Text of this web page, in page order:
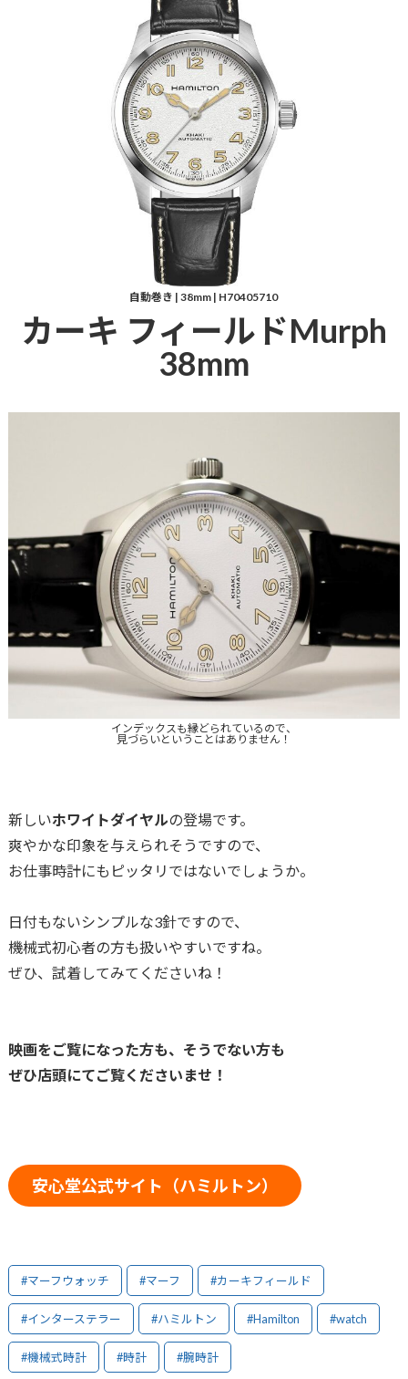
自動巻き | 38mm | H70405710
カーキ フィールドMurph
38mm
インデックスも縁どられているので、
見づらいということはありません！
新しいホワイトダイヤルの登場です。
爽やかな印象を与えられそうですので、
お仕事時計にもピッタリではないでしょうか。
日付もないシンプルな3針ですので、
機械式初心者の方も扱いやすいですね。
ぜひ、試着してみてくださいね！
映画をご覧になった方も、そうでない方も
ぜひ店頭にてご覧くださいませ！
安心堂公式サイト（ハミルトン）
#マーフウォッチ #マーフ #カーキフィールド
#インターステラー #ハミルトン #Hamilton #watch
#機械式時計 #時計 #腕時計